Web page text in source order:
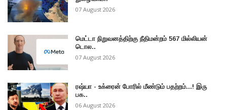
07 August 2026
மெட்டா நிறுவனத்திற்கு நீதிமன்றம் 567 மில்லியன்
டொல..
07 August 2026
ரஷ்யா - உக்ரைன் போரில் மீண்டும் பதற்றம்...! இரு
பக..
06 August 2026